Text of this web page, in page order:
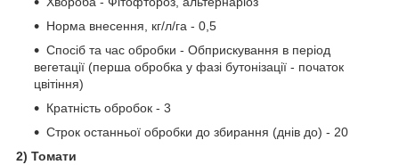
Норма внесення, кг/л/га - 0,5
Спосіб та час обробки - Обприскування в період
вегетації (перша обробка у фазі бутонізації - початок
цвітіння)
Кратність обробок - 3
Строк останньої обробки до збирання (днів до) - 20
2) Томати